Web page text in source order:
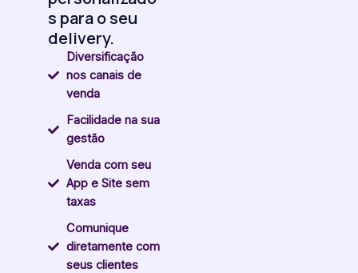
s para o seu
delivery.
Diversificação
nos canais de
venda
Facilidade na sua
gestão
Venda com seu
App e Site sem
taxas
Comunique
diretamente com
seus clientes